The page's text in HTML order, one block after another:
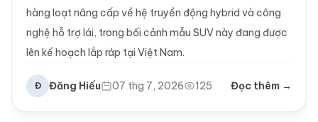
hàng loạt nâng cấp về hệ truyền động hybrid và công
nghệ hỗ trợ lái, trong bối cảnh mẫu SUV này đang được
lên kế hoạch lắp ráp tại Việt Nam.
Đ Đăng Hiếu 07 thg 7, 2026 125 Đọc thêm →